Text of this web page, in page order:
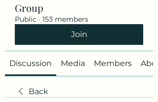
Group
Public · 153 members
Join
Discussion Media Members
Back